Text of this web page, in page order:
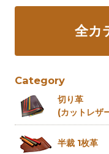
全カ
Category
切り革
(カットレザ
半裁 1枚革